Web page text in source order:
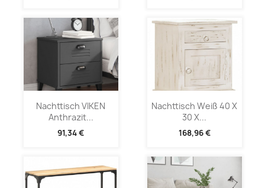
Nachttisch VIKEN
Anthrazit...
91,34 €
Nachttisch Weiß 40 X
30 X...
168,96 €